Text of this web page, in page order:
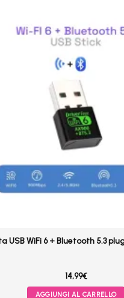
USB WiFi 6 + Bluetooth 5.3
14,99€
AGGIUNGI AL CARRELLO